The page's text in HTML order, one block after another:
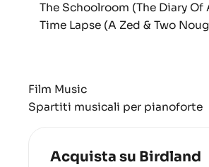
The Schoolroom (The Diary Of
Time Lapse (A Zed & Two
Film Music
Spartiti musicali per pianoforte
Acquista su Birdland